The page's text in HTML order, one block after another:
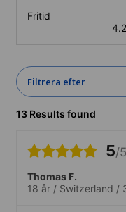
Fritid
4.2
Filtrera efter
13 Results found
5/5
Thomas F.
18 år / Switzerland /